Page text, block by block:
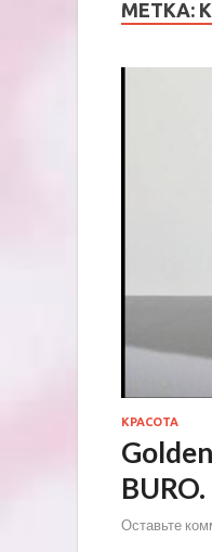
МЕТКА:
КРАСОТА
BURO.
Оставьте